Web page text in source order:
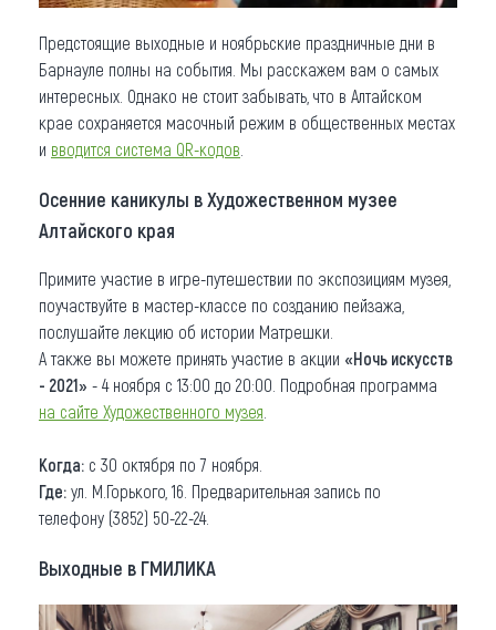
Предстоящие выходные и ноябрьские праздничные дни в
Барнауле полны на события. Мы расскажем вам о самых
интересных. Однако не стоит забывать, что в Алтайском
крае сохраняется масочный режим в общественных местах
и вводится система QR-кодов
Осенние каникулы в Художественном музее
Алтайского края
Примите участие в игре-путешествии по экспозициям музея,
поучаствуйте в мастер-классе по созданию пейзажа,
послушайте лекцию об истории Матрешки.
А также вы можете принять участие в акции «Ночь искусств
- 2021» - 4 ноября с 13:00 до 20:00. Подробная программа
на сайте Художественного музея
Когда: с 30 октября по 7 ноября.
Где: ул. М.Горького, 16. Предварительная запись по
телефону (3852) 50-22-24.
Выходные в ГМИЛИКА